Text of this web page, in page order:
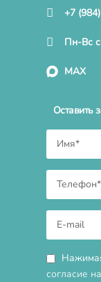
+7
Пн-Вс
MAX
Оставить
согласие